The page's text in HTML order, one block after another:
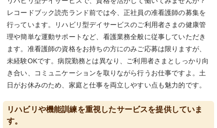
レコードブック読売ランド前では今、正社員の准看護師の募集を
行っています。リハビリ型デイサービスのご利用者さまの健康管
理や簡単な運動サポートなど、看護業務全般に従事していただき
ます。准看護師の資格をお持ちの方にのみご応募は限りますが、
未経験OKです。病院勤務とは異なり、ご利用者さまとしっかり向
き合い、コミュニケーションを取りながら行うお仕事ですよ。土
日がお休みのため、家庭と仕事を両立しやすい点も魅力的です。
リハビリや機能訓練を重視したサービスを提供していま
す。